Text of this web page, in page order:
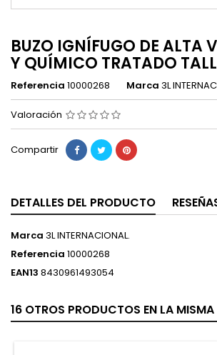
BUZO IGNÍFUGO DE ALTA
Y QUÍMICO TRATADO
Referencia 10000268 Marca 3L
Valoración
Compartir
DETALLES DEL PRODUCTO
Marca 3L INTERNACIONAL.
Referencia 10000268
EAN13 8430961493054
16 OTROS PRODUCTOS EN LA